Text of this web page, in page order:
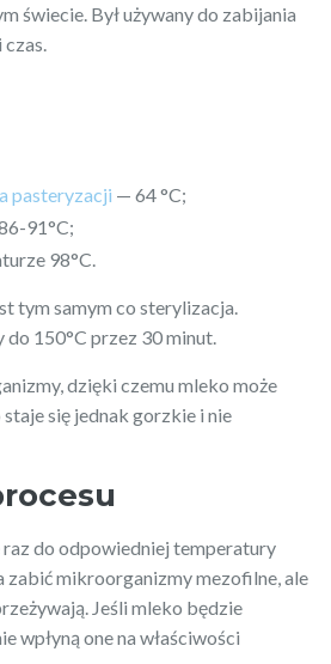
świecie. Był używany do zabijania
pasteryzacji — 64 °C;
91°C;
98°C.
tym samym co sterylizacja.
150°C przez 30 minut.
dzięki czemu mleko może
się jednak gorzkie i nie
do odpowiedniej temperatury
zabić mikroorganizmy mezofilne, ale
Jeśli mleko będzie
wpłyną one na właściwości